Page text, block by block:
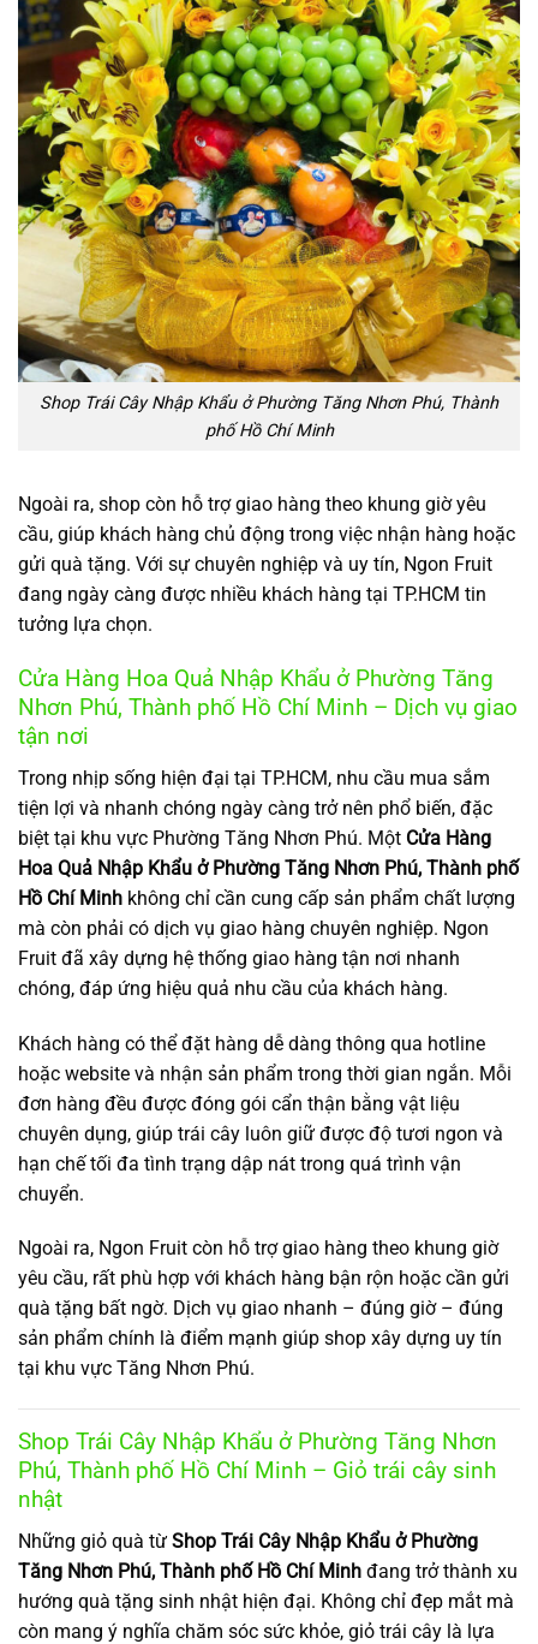
Shop Trái Cây Nhập Khẩu ở Phường Tăng Nhơn Phú, Thành
phố Hồ Chí Minh
Ngoài ra, shop còn hỗ trợ giao hàng theo khung giờ yêu
cầu, giúp khách hàng chủ động trong việc nhận hàng hoặc
gửi quà tặng. Với sự chuyên nghiệp và uy tín, Ngon Fruit
đang ngày càng được nhiều khách hàng tại TP.HCM tin
tưởng lựa chọn.
Cửa Hàng Hoa Quả Nhập Khẩu ở Phường Tăng
Nhơn Phú, Thành phố Hồ Chí Minh – Dịch vụ giao
tận nơi
Trong nhịp sống hiện đại tại TP.HCM, nhu cầu mua sắm
tiện lợi và nhanh chóng ngày càng trở nên phổ biến, đặc
biệt tại khu vực Phường Tăng Nhơn Phú. Một Cửa Hàng
Hoa Quả Nhập Khẩu ở Phường Tăng Nhơn Phú, Thành phố
Hồ Chí Minh không chỉ cần cung cấp sản phẩm chất lượng
mà còn phải có dịch vụ giao hàng chuyên nghiệp. Ngon
Fruit đã xây dựng hệ thống giao hàng tận nơi nhanh
chóng, đáp ứng hiệu quả nhu cầu của khách hàng.
Khách hàng có thể đặt hàng dễ dàng thông qua hotline
hoặc website và nhận sản phẩm trong thời gian ngắn. Mỗi
đơn hàng đều được đóng gói cẩn thận bằng vật liệu
chuyên dụng, giúp trái cây luôn giữ được độ tươi ngon và
hạn chế tối đa tình trạng dập nát trong quá trình vận
chuyển.
Ngoài ra, Ngon Fruit còn hỗ trợ giao hàng theo khung giờ
yêu cầu, rất phù hợp với khách hàng bận rộn hoặc cần gửi
quà tặng bất ngờ. Dịch vụ giao nhanh – đúng giờ – đúng
sản phẩm chính là điểm mạnh giúp shop xây dựng uy tín
tại khu vực Tăng Nhơn Phú.
Shop Trái Cây Nhập Khẩu ở Phường Tăng Nhơn
Phú, Thành phố Hồ Chí Minh – Giỏ trái cây sinh
nhật
Những giỏ quà từ Shop Trái Cây Nhập Khẩu ở Phường
Tăng Nhơn Phú, Thành phố Hồ Chí Minh đang trở thành xu
hướng quà tặng sinh nhật hiện đại. Không chỉ đẹp mắt mà
còn mang ý nghĩa chăm sóc sức khỏe, giỏ trái cây là lựa